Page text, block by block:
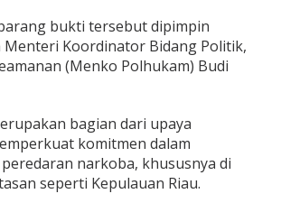
i
:
B
i
N
e
g
bukti tersebut dipimpin
Menteri Koordinator Bidang Politik,
(Menko Polhukam) Budi
bagian dari upaya
komitmen dalam
narkoba, khususnya di
seperti Kepulauan Riau.